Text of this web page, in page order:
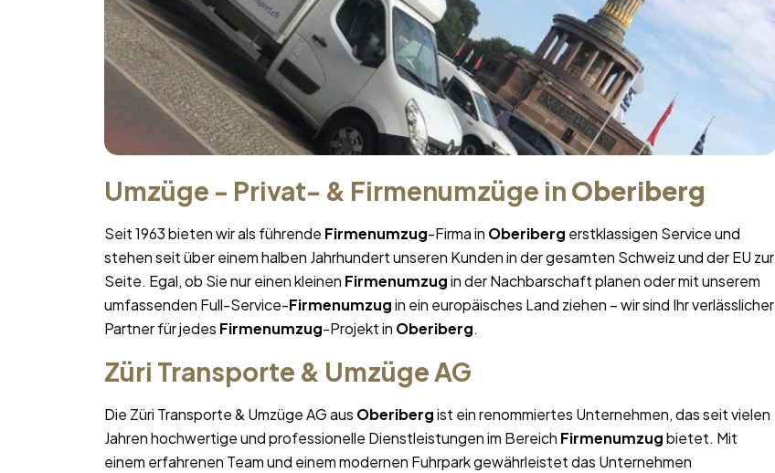
Umzüge - Privat- & Firmenumzüge in Oberiberg
Seit 1963 bieten wir als führende Firmenumzug-Firma in Oberiberg erstklassigen Service und
stehen seit über einem halben Jahrhundert unseren Kunden in der gesamten Schweiz und der EU zur
Seite. Egal, ob Sie nur einen kleinen Firmenumzugin der Nachbarschaft planen oder mit unserem
umfassenden Full-Service-Firmenumzugin ein europäisches Land ziehen – wir sind Ihr verlässlicher
Partner für jedes Firmenumzug-Projekt in Oberiberg.
Züri Transporte & Umzüge AG
Die Züri Transporte & Umzüge AG aus Oberibergist ein renommiertes Unternehmen, das seit vielen
Jahren hochwertige und professionelle Dienstleistungen im Bereich Firmenumzugbietet. Mit
einem erfahrenen Team und einem modernen Fuhrpark gewährleistet das Unternehmen